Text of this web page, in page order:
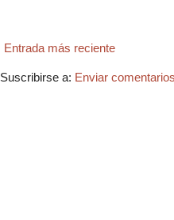
Entrada más reciente
Suscribirse a: Enviar